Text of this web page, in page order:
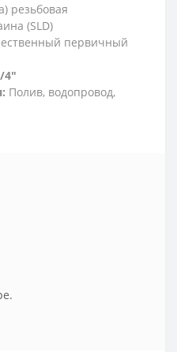
резьбовая
(SLD)
первичный
4"
Полив, водопровод,